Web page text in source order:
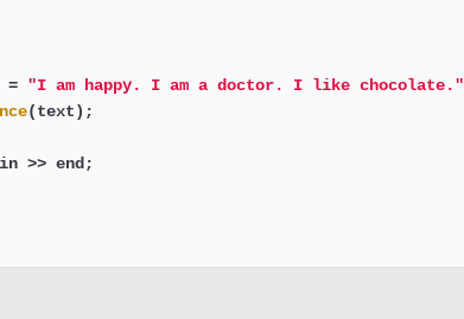
=
"I am happy. I am a doctor. I like chocolate."
(text);
>> end;